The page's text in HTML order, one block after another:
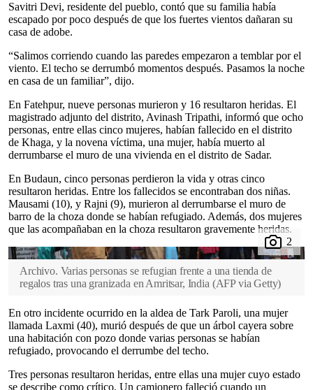
Savitri Devi, residente del pueblo, contó que su familia había
escapado por poco después de que los fuertes vientos dañaran su
casa de adobe.
“Salimos corriendo cuando las paredes empezaron a temblar por el
viento. El techo se derrumbó momentos después. Pasamos la noche
en casa de un familiar”, dijo.
En Fatehpur, nueve personas murieron y 16 resultaron heridas. El
magistrado adjunto del distrito, Avinash Tripathi, informó que ocho
personas, entre ellas cinco mujeres, habían fallecido en el distrito
de Khaga, y la novena víctima, una mujer, había muerto al
derrumbarse el muro de una vivienda en el distrito de Sadar.
En Budaun, cinco personas perdieron la vida y otras cinco
resultaron heridas. Entre los fallecidos se encontraban dos niñas.
Mausami (10), y Rajni (9), murieron al derrumbarse el muro de
barro de la choza donde se habían refugiado. Además, dos mujeres
que las acompañaban en la choza resultaron gravemente heridas.
Archivo. Varias personas se refugian frente a una tienda de
regalos tras una granizada en Amritsar, India (AFP via Getty)
En otro incidente ocurrido en la aldea de Tark Paroli, una mujer
llamada Laxmi (40), murió después de que un árbol cayera sobre
una habitación con pozo donde varias personas se habían
refugiado, provocando el derrumbe del techo.
Tres personas resultaron heridas, entre ellas una mujer cuyo estado
se describe como crítico. Un camionero falleció cuando un